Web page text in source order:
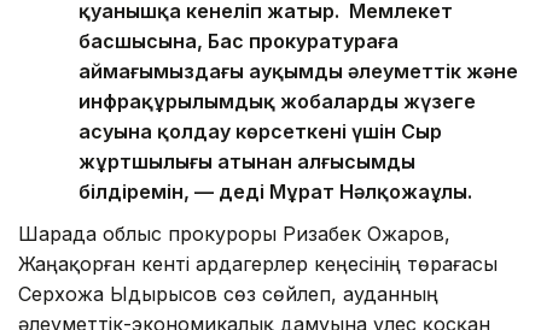
қуанышқа кенеліп жатыр. Мемлекет
басшысына, Бас прокуратураға
аймағымыздағы ауқымды әлеуметтік және
инфрақұрылымдық жобалардың жүзеге
асуына қолдау көрсеткені үшін Сыр
жұртшылығы атынан алғысымды
білдіремін, — деді Мұрат Нәлқожаұлы.
Шарада облыс прокуроры Ризабек Ожаров,
Жаңақорған кенті ардагерлер кеңесінің төрағасы
Серхожа Ыдырысов сөз сөйлеп, ауданның
әлеуметтік-экономикалық дамуына үлес қосқан